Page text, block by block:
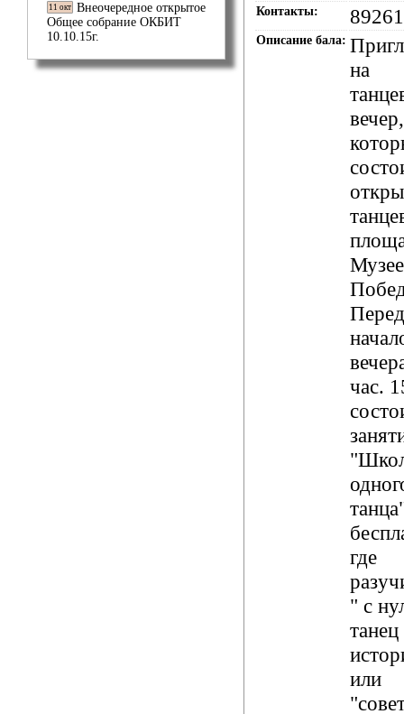
11 окт Внеочередное открытое
Общее собрание ОКБИТ
10.10.15г.
Контакты:
Описание бала:
на
вечер,
Перед
час.
где
" с
танец
или